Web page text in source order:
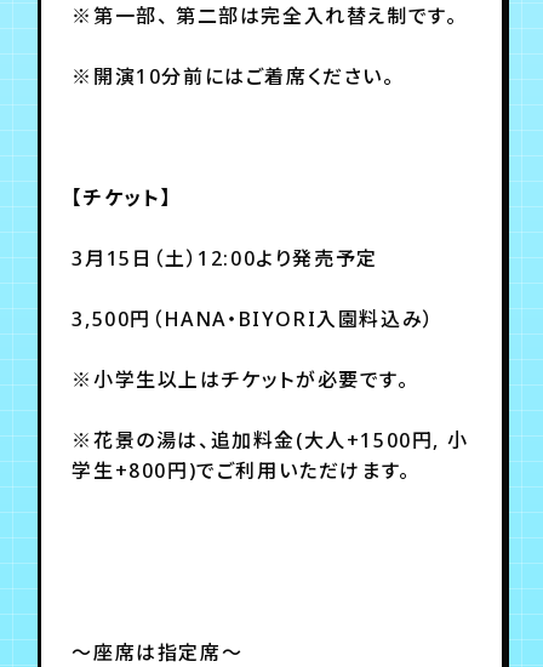
※第一部、 第二部は完全入れ替え制です。
※開演10分前にはご着席ください。
【チケット】
3月15日（土）12:00より発売予定
3,500円（HANA・BIYORI入園料込み）
※小学生以上はチケットが必要です。
※花景の湯は、追加料金(大人+1500円, 小
学生+800円)でご利用いただけます。
～座席は指定席～